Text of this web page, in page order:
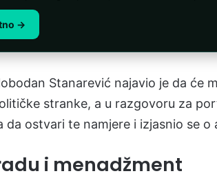
→
Stanarević najavio je da će
stranke, a u razgovoru za
da ostvari te namjere i izjasnio se
i menadžment